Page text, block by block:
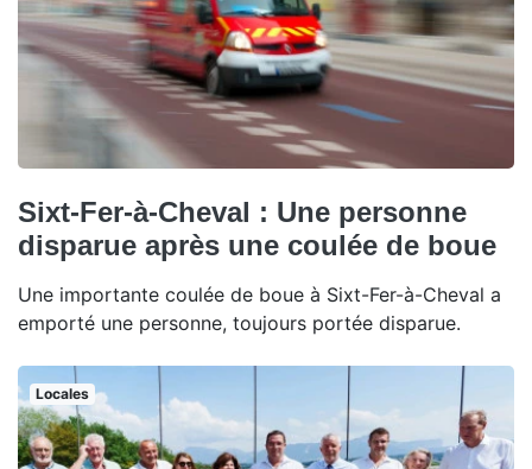
Sixt-Fer-à-Cheval : Une personne
disparue après une coulée de boue
Une importante coulée de boue à Sixt-Fer-à-Cheval a
emporté une personne, toujours portée disparue.
Locales